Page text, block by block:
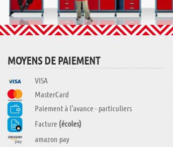
MOYENS DE PAIEMENT
VISA
MasterCard
Paiement à l'avance - particuliers
Facture (écoles)
amazon pay